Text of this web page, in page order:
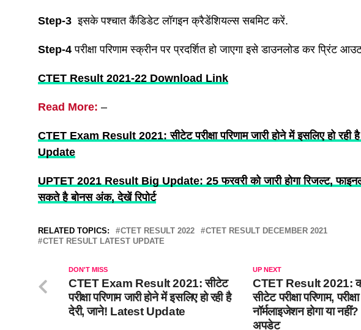
Step-3 इसके पश्चात कैंडिडेट लॉगइन क्रैडेंशियल्स सबमिट करें.
Step-4परीक्षा परिणाम स्क्रीन पर प्रदर्शित हो जाएगा इसे डाउनलोड कर प्रिंट
CTET Result 2021-22 Download Link
Read More: –
CTET Exam Result 2021: सीटेट परीक्षा परिणाम जारी होने में इसलिए हो रही
Update
UPTET 2021 Result Big Update: 25 फरवरी को जारी होगा रिजल्ट,
सकते है बोनस अंक, देखें रिपोर्ट
RELATED TOPICS: CTET RESULT 2022
CTET RESULT DECEMBER 2021
CTET RESULT LATEST UPDATE
UP NEXT
CTET Result 2021:
सीटेट परीक्षा परिणाम,
नॉर्मलाइजेशन होगा या
अपडेट
DON'T MISS
CTET Exam Result 2021: सीटेट
परीक्षा परिणाम जारी होने में इसलिए हो रही है
देरी, जाने! Latest Update